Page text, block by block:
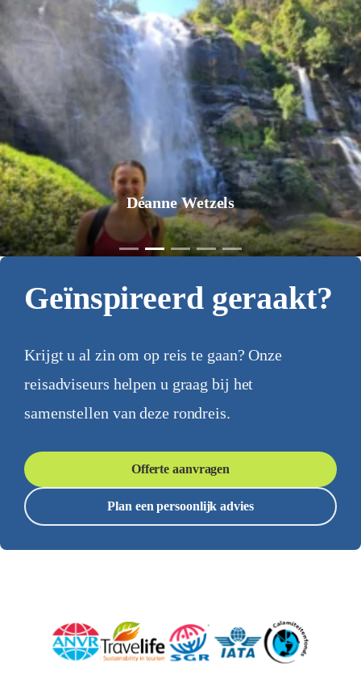
Déanne Wetzels
Geïnspireerd geraakt?
Krijgt u al zin om op reis te gaan? Onze
reisadviseurs helpen u graag bij het
samenstellen van deze rondreis.
Offerte aanvragen
Plan een persoonlijk advies